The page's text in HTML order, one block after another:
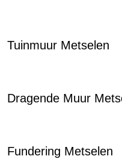
Tuinmuur Metselen
Dragende Muur
Fundering Metselen